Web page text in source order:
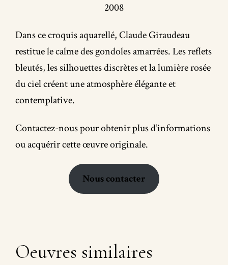
2008
Dans ce croquis aquarellé, Claude Giraudeau
restitue le calme des gondoles amarrées. Les reflets
bleutés, les silhouettes discrètes et la lumière rosée
du ciel créent une atmosphère élégante et
contemplative.
Contactez-nous pour obtenir plus d’informations
ou acquérir cette œuvre originale.
Nous contacter
Oeuvres similaires